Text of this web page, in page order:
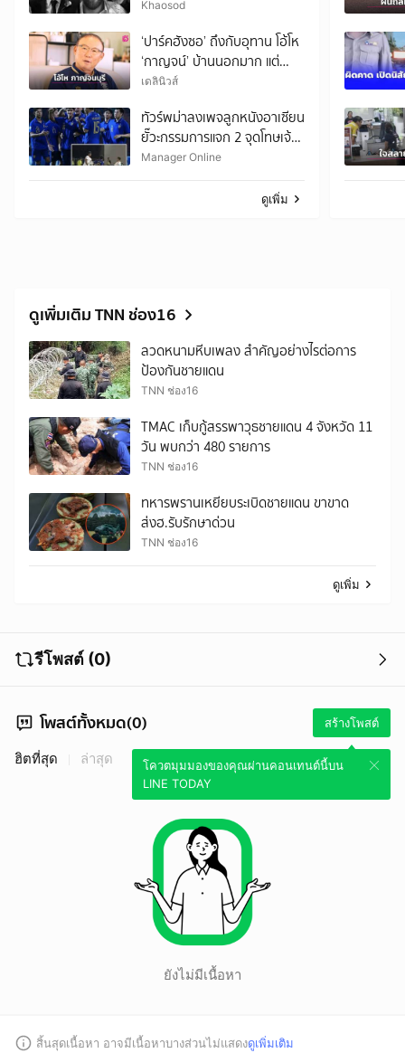
วัย 68 ปี
Khaosod
‘ปาร์คฮังซอ’ ถึงกับอุทาน โอ้โห
‘กาญจน์’ บ้านนอกมาก แต่
ประทับใจความอบอุ่น
เดลินิวส์
ทัวร์พม่าลงเพจลูกหนังอาเซียน
ยั๊วะกรรมการแจก 2 จุดโทษเจ้า
ถิ่น พร้อมแซะไทยแลนด์เป็นดิน
Manager Online
ดูเพิ่ม
ดูเพิ่มเติม TNN ช่อง16
ลวดหนามหีบเพลง สำคัญอย่างไรต่อการ
ป้องกันชายแดน
TNN ช่อง16
TMAC เก็บกู้สรรพาวุธชายแดน 4 จังหวัด 11
วัน พบกว่า 480 รายการ
TNN ช่อง16
ทหารพรานเหยียบระเบิดชายแดน ขาขาด
ส่งฮ.รับรักษาด่วน
TNN ช่อง16
ดูเพิ่ม
รีโพสต์ (0)
โพสต์ทั้งหมด(0) สร้างโพสต์
โควตมุมมองของคุณผ่านคอนเทนต์นี้บน
LINE TODAY
ฮิตที่สุด ล่าสุด
ยังไม่มีเนื้อหา
สิ้นสุดเนื้อหา อาจมีเนื้อหาบางส่วนไม่แสดงดูเพิ่มเติม